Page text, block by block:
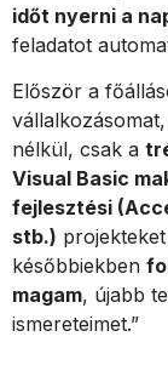
időt nyerni a
feladatot
Először a
nélkül, csak a
Visual Basic
fejlesztési
stb.)
későbbiekben
magam, újabb
ismereteimet.”